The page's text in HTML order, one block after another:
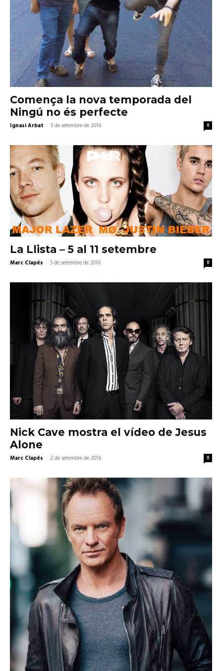
Comença la nova temporada del
Ningú no és perfecte
Ignasi Arbat - 5 de setembre de 2016 0
La Llista – 5 al 11 setembre
Marc Clapés - 5 de setembre de 2016 0
Nick Cave mostra el vídeo de Jesus
Alone
Marc Clapés - 2 de setembre de 2016 0